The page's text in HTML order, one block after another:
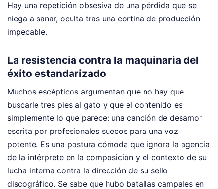
Hay una repetición obsesiva de una pérdida que se
niega a sanar, oculta tras una cortina de producción
impecable.
La resistencia contra la maquinaria del
éxito estandarizado
Muchos escépticos argumentan que no hay que
buscarle tres pies al gato y que el contenido es
simplemente lo que parece: una canción de desamor
escrita por profesionales suecos para una voz
potente. Es una postura cómoda que ignora la agencia
de la intérprete en la composición y el contexto de su
lucha interna contra la dirección de su sello
discográfico. Se sabe que hubo batallas campales en